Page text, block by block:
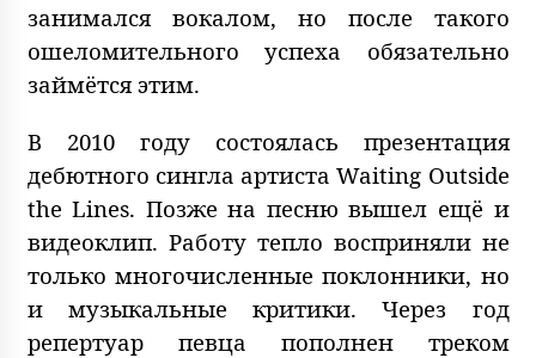
занимался вокалом, но после такого
ошеломительного успеха обязательно
займётся этим.
В 2010 году состоялась презентация
дебютного сингла артиста Waiting Outside
the Lines. Позже на песню вышел ещё и
видеоклип. Работу тепло восприняли не
только многочисленные поклонники, но
и музыкальные критики. Через год
репертуар певца пополнен треком